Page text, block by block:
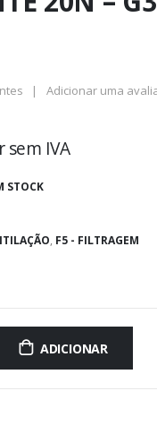
| Adicionar uma
sem IVA
STOCK
, F5 - FILTRAGEM
ADICIONAR